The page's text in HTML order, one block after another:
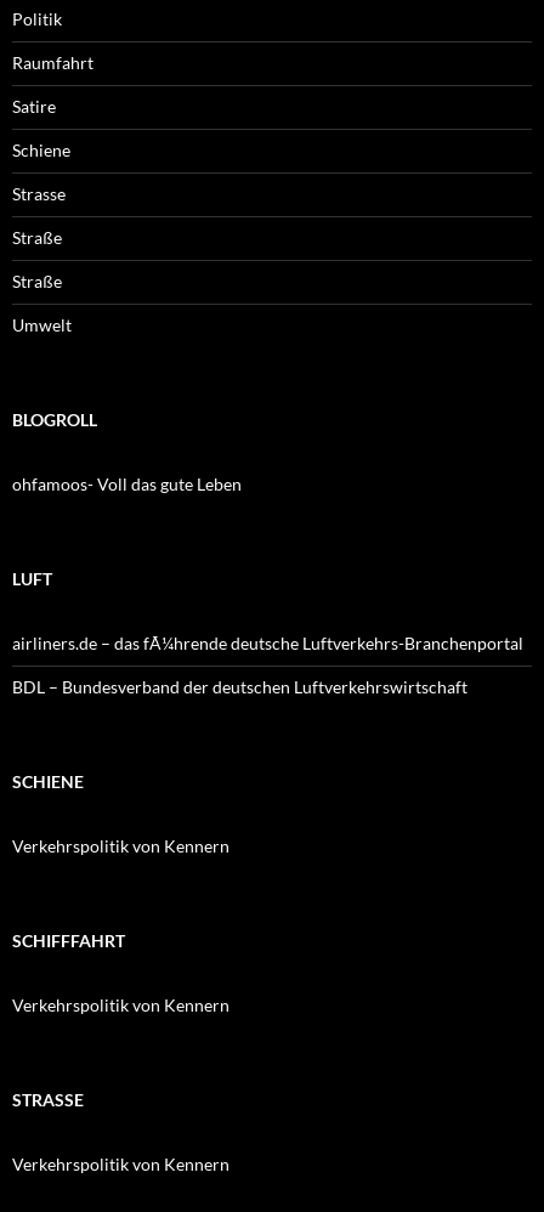
Politik
Raumfahrt
Satire
Schiene
Strasse
Straße
Straße
Umwelt
BLOGROLL
ohfamoos- Voll das gute Leben
LUFT
airliners.de – das fÃ¼hrende deutsche Luftverkehrs-Branchenportal
BDL – Bundesverband der deutschen Luftverkehrswirtschaft
SCHIENE
Verkehrspolitik von Kennern
SCHIFFFAHRT
Verkehrspolitik von Kennern
STRASSE
Verkehrspolitik von Kennern